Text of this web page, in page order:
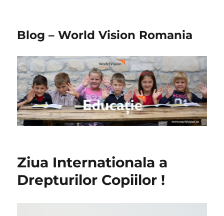
Blog – World Vision Romania
Ziua Internationala a
Drepturilor Copiilor !